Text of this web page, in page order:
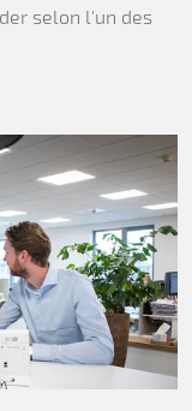
selon l'un des